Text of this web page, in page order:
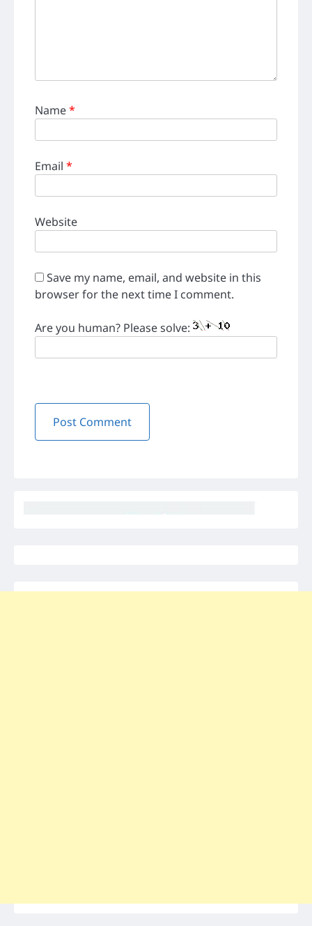
Name*
Email *
Website
Save my name, email, and website in this
browser for the next time I comment.
Are you human? Please solve: